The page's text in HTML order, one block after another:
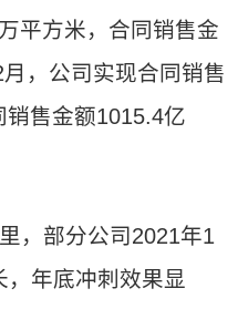
平方米，合同销售金
，公司实现合同销售
售金额1015.4亿
，部分公司2021年1
年底冲刺效果显